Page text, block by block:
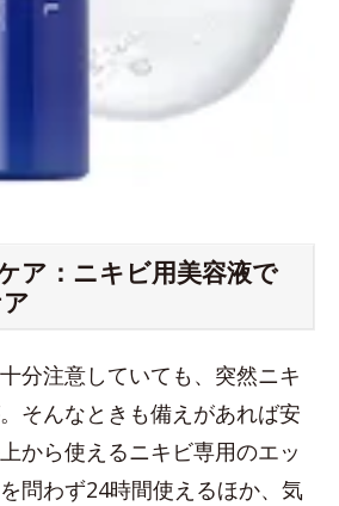
ア：ニキビ用美容液で
分注意していても、突然ニキ
そんなときも備えがあれば安
から使えるニキビ専用のエッ
問わず24時間使えるほか、気